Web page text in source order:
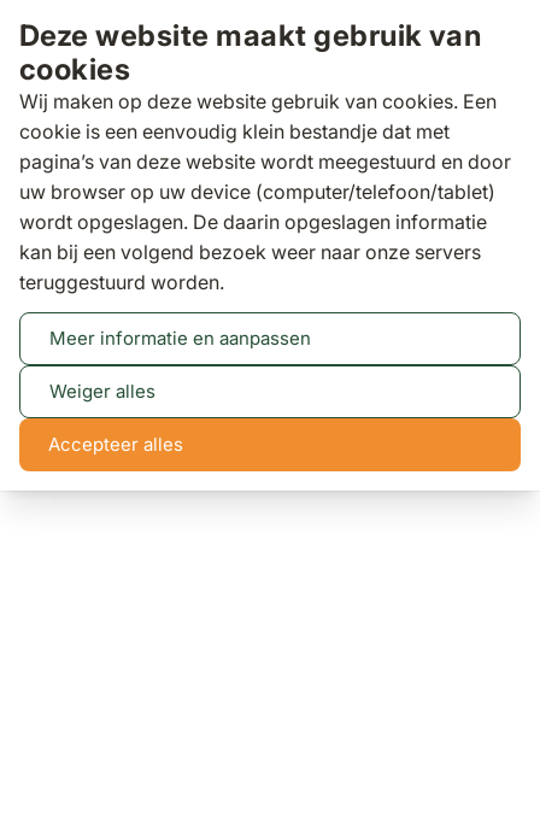
Deze website maakt gebruik van
cookies
Wij maken op deze website gebruik van cookies. Een
cookie is een eenvoudig klein bestandje dat met
pagina’s van deze website wordt meegestuurd en door
uw browser op uw device (computer/telefoon/tablet)
wordt opgeslagen. De daarin opgeslagen informatie
kan bij een volgend bezoek weer naar onze servers
teruggestuurd worden.
Meer informatie en aanpassen
Weiger alles
Accepteer alles
Zoeken
Tuintafels Coco Toscane loungetafel ø 50 cm
Coco Toscane loungetafel ø 50 cm
(1 review)